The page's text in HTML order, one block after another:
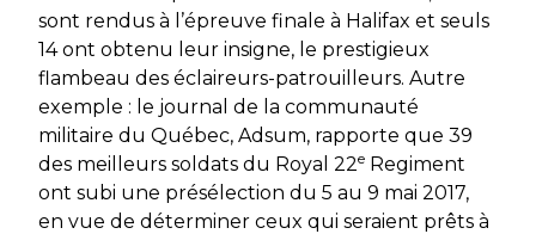
sont rendus à l’épreuve finale à Halifax et seuls
14 ont obtenu leur insigne, le prestigieux
flambeau des éclaireurs-patrouilleurs. Autre
exemple : le journal de la communauté
militaire du Québec, Adsum, rapporte que 39
des meilleurs soldats du Royal 22e Regiment
ont subi une présélection du 5 au 9 mai 2017,
en vue de déterminer ceux qui seraient prêts à